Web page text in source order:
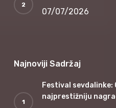
07/07/2026
Najnoviji Sadržaj
Festival sevdalinke:
najprestižniju